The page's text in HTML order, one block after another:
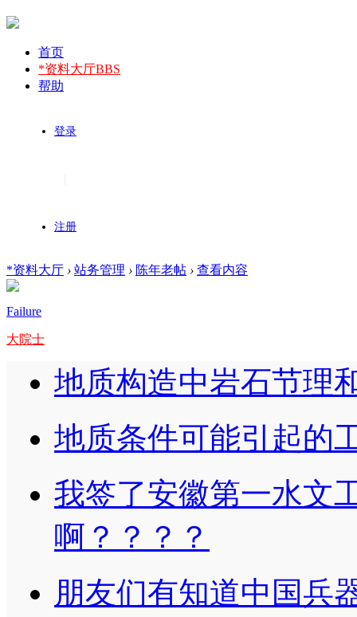
首页
*资料大厅BBS
帮助
登录
注册
*资料大厅 › 站务管理 › 陈年老帖 › 查看内容
Failure
大院士
地质构造中岩石节理
地质条件可能引起的
我签了安徽第一水文
啊？？？？
朋友们有知道中国兵